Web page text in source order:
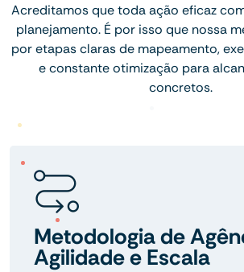
Acreditamos que toda ação eficaz
planejamento. É por isso que nossa
por etapas claras de mapeamento,
e constante otimização para
concretos.
Metodologia de
Agilidade e Escala